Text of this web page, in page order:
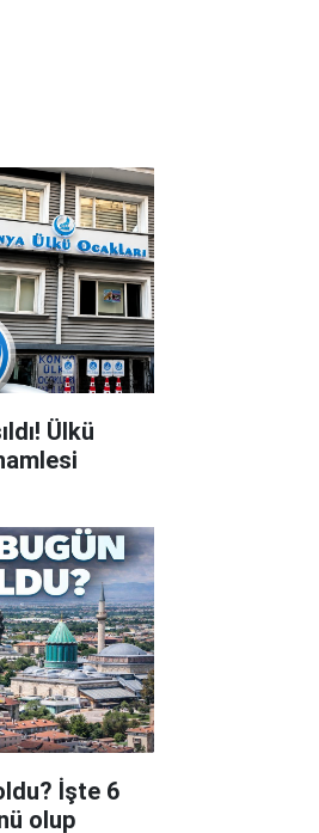
Ülkü
İşte 6
olup